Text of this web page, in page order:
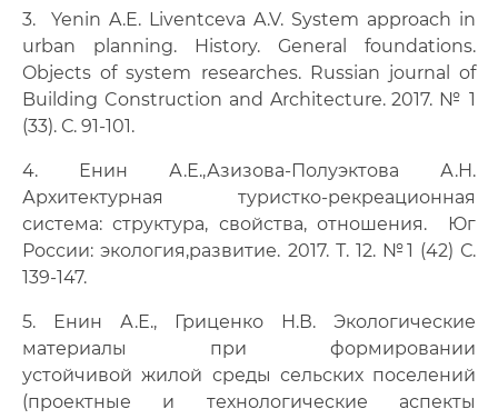
3. Yenin A.E. Liventceva A.V. System approach in
urban planning. History. General foundations.
Objects of system researches. Russian journal of
Building Construction and Architecture. 2017. № 1
(33). С. 91-101.
4. Енин А.Е.,Азизова-Полуэктова А.Н.
Архитектурная туристко-рекреационная
система: структура, свойства, отношения. Юг
России: экология,развитие. 2017. Т. 12. №1 (42) С.
139-147.
5. Енин А.Е., Гриценко Н.В. Экологические
материалы при формировании
устойчивой жилой среды сельских поселений
(проектные и технологические аспекты